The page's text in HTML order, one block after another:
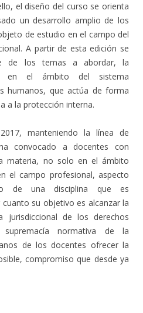
el diseño del curso se orienta
un desarrollo amplio de los
de estudio en el campo del
A partir de esta edición se
de los temas a abordar, la
en el ámbito del sistema
humanos, que actúa de forma
a la protección interna.
manteniendo la línea de
convocado a docentes con
materia, no solo en el ámbito
el campo profesional, aspecto
de una disciplina que es
su objetivo es alcanzar la
jurisdiccional de los derechos
normativa de la
de los docentes ofrecer la
compromiso que desde ya